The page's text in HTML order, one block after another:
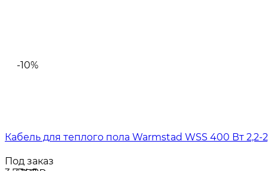
-10%
Кабель для теплого пола Warmstad WSS 400 Вт 2,2-
Под заказ